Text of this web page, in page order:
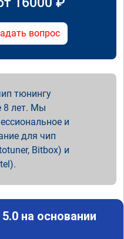
вопрос
тюнингу
8 лет. Мы
и
для чип
Bitbox) и
на основании